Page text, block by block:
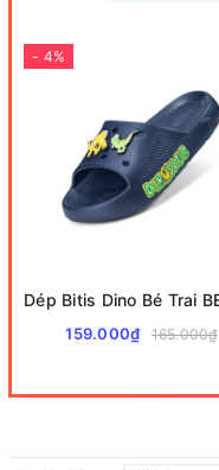
- 4%
159.000₫ 165.000₫